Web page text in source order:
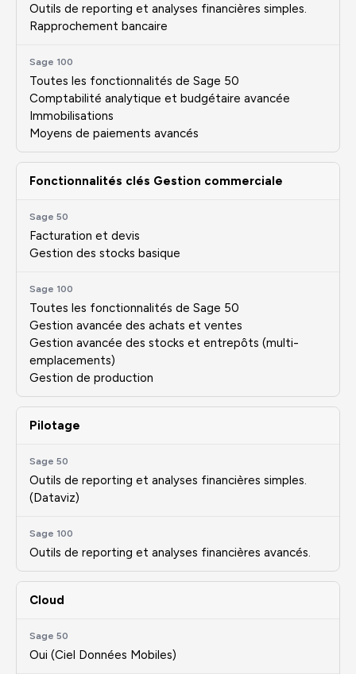
Outils de reporting et analyses financières simples.
Rapprochement bancaire
Toutes les fonctionnalités de Sage 50
Comptabilité analytique et budgétaire avancée
Immobilisations
Moyens de paiements avancés
Fonctionnalités clés Gestion commerciale
Facturation et devis
Gestion des stocks basique
Toutes les fonctionnalités de Sage 50
Gestion avancée des achats et ventes
Gestion avancée des stocks et entrepôts (multi-
emplacements)
Gestion de production
Pilotage
Outils de reporting et analyses financières simples.
(Dataviz)
Outils de reporting et analyses financières avancés.
Cloud
Oui (Ciel Données Mobiles)